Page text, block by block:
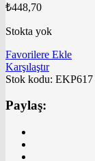
₺448,70
Stokta yok
Favorilere Ekle
Karşılaştır
Stok kodu: EKP617
Paylaş: